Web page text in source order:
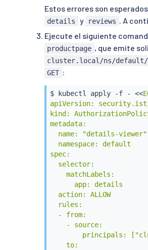
Estos errores son
details y reviews
. A
Ejecute el siguiente
productpage , que emite
cluster.local/ns/default/
GET :
$ kubectl apply -f - <<
apiVersion:
kind:
metadata:
  name: "details-viewer"
  namespace: default
spec:
  selector:
    matchLabels:
      app: details
  action: ALLOW
  rules:
  - from:
    - source:
principals:
    to: